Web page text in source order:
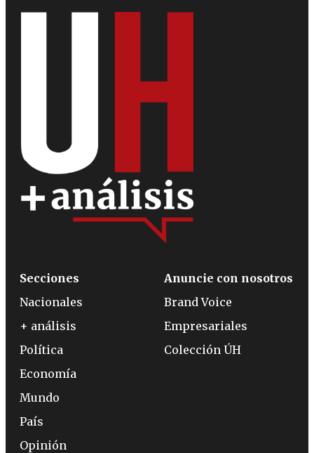
Secciones
Nacionales
+ análisis
Política
Economía
Mundo
País
Opinión
Anuncie con nosotros
Brand Voice
Empresariales
Colección ÚH